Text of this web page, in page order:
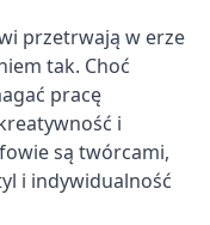
przetrwają w erze
tak. Choć
pracę
i
są twórcami,
i indywidualność